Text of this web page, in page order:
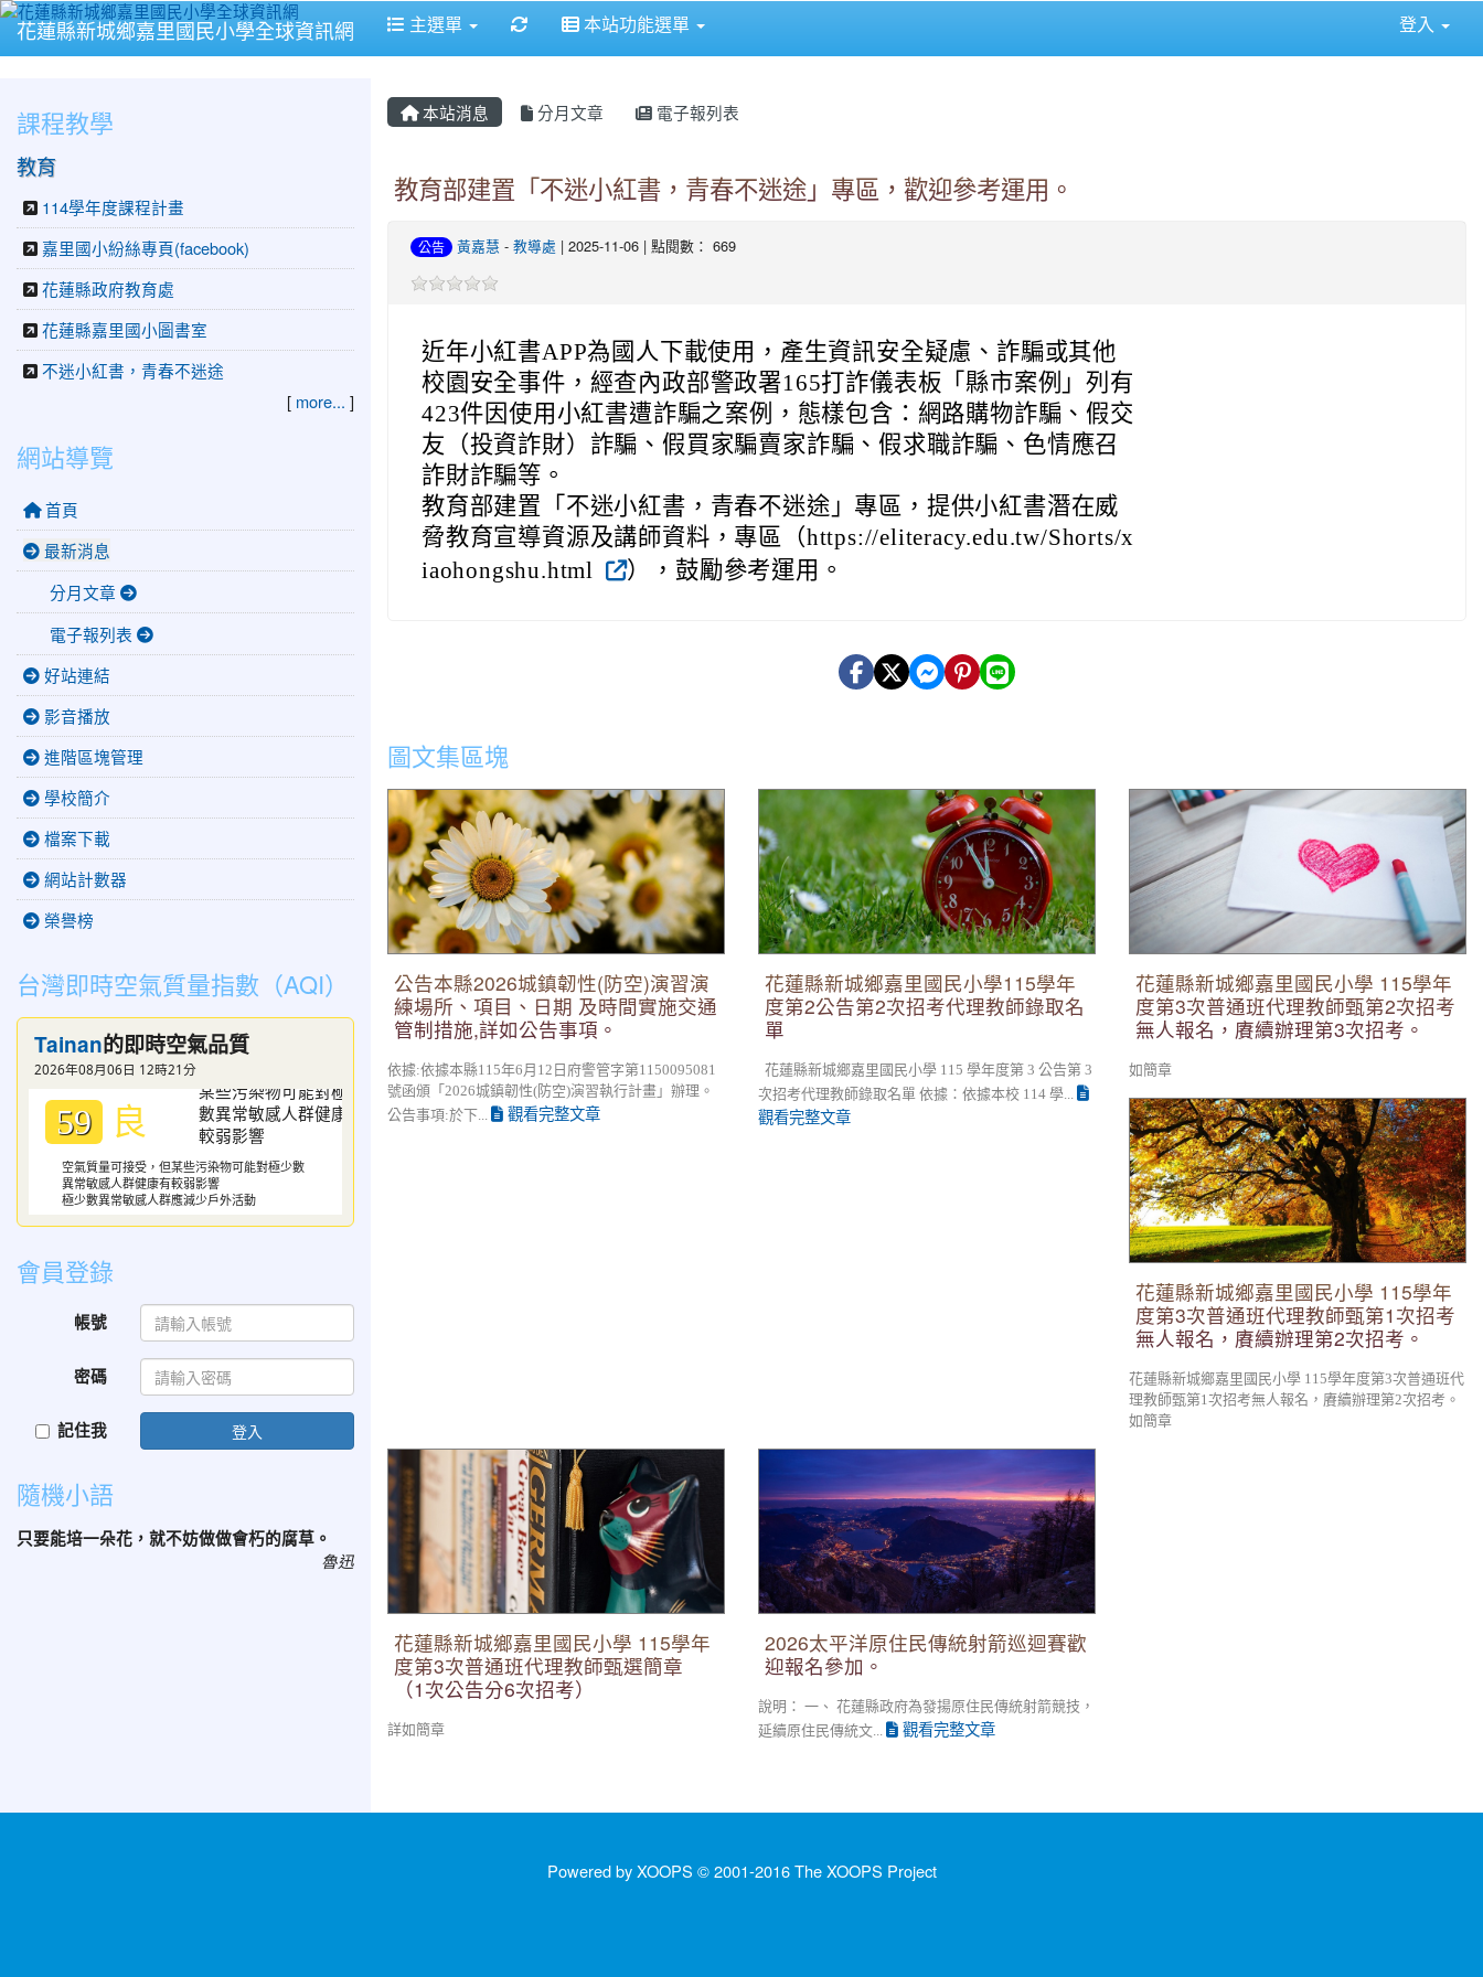
花蓮縣新城鄉嘉里國民小學全球資訊網 主選單 重新取得佈景設定
本站功能選單 登入
本站消息 分月文章 電子報列表
教育部建置「不迷小紅書，青春不迷途」專區，歡迎參考運用。
公告 黃嘉慧 - 教導處 | 2025-11-06 | 點閱數： 669
近年小紅書APP為國人下載使用，產生資訊安全疑慮、詐騙或其他
校園安全事件，經查內政部警政署165打詐儀表板「縣市案例」列有
423件因使用小紅書遭詐騙之案例，態樣包含：網路購物詐騙、假交
友（投資詐財）詐騙、假買家騙賣家詐騙、假求職詐騙、色情應召
詐財詐騙等。
教育部建置「不迷小紅書，青春不迷途」專區，提供小紅書潛在威
脅教育宣導資源及講師資料，專區（https://eliteracy.edu.tw/Shorts/x
iaohongshu.html
），鼓勵參考運用。
圖文集區塊
公告本縣2026城鎮韌性(防空)演習演練場所、
項目、日期 及時間實施交通管制措施,詳如公
告事項。
公告本縣2026城鎮韌性(防空)演習演
練場所、項目、日期 及時間實施交通
管制措施,詳如公告事項。
依據:依據本縣115年6月12日府警管字第1150095081
號函頒「2026城鎮韌性(防空)演習執行計畫」辦理。
公告事項:於下...
觀看完整文章
花蓮縣新城鄉嘉里國民小學115學年度第2公告
第2次招考代理教師錄取名單
花蓮縣新城鄉嘉里國民小學115學年
度第2公告第2次招考代理教師錄取名
單
花蓮縣新城鄉嘉里國民小學 115 學年度第 3 公告第 3
次招考代理教師錄取名單 依據：依據本校 114 學...
觀看完整文章
花蓮縣新城鄉嘉里國民小學 115學年度第3次
普通班代理教師甄第2次招考無人報名，賡續
辦理第3次招考。
花蓮縣新城鄉嘉里國民小學 115學年
度第3次普通班代理教師甄第2次招考
無人報名，賡續辦理第3次招考。
如簡章
花蓮縣新城鄉嘉里國民小學 115學年度第3次
普通班代理教師甄第1次招考無人報名，賡續
辦理第2次招考。
花蓮縣新城鄉嘉里國民小學 115學年
度第3次普通班代理教師甄第1次招考
無人報名，賡續辦理第2次招考。
花蓮縣新城鄉嘉里國民小學 115學年度第3次普通班代
理教師甄第1次招考無人報名，賡續辦理第2次招考。
如簡章
花蓮縣新城鄉嘉里國民小學 115學年度第3次
普通班代理教師甄選簡章 （1次公告分6次招
考）
花蓮縣新城鄉嘉里國民小學 115學年
度第3次普通班代理教師甄選簡章
（1次公告分6次招考）
詳如簡章
2026太平洋原住民傳統射箭巡迴賽歡迎報名參
加。
2026太平洋原住民傳統射箭巡迴賽歡
迎報名參加。
說明： 一、 花蓮縣政府為發揚原住民傳統射箭競技，
延續原住民傳統文...
觀看完整文章
課程教學
教育
114學年度課程計畫
嘉里國小紛絲專頁(facebook)
花蓮縣政府教育處
花蓮縣嘉里國小圖書室
不迷小紅書，青春不迷途
[ more... ]
網站導覽
首頁
最新消息
分月文章
電子報列表
好站連結
影音播放
進階區塊管理
學校簡介
檔案下載
網站計數器
榮譽榜
台灣即時空氣質量指數（AQI）
Tainan的即時空氣品質
2026年08月06日 12時21分
59 良
空氣質量可接受，但某些污染物可能對極少數
異常敏感人群健康有較弱影響
極少數異常敏感人群應減少戶外活動
會員登錄
帳號
密碼
記住我 登入
隨機小語
只要能培一朵花，就不妨做做會朽的腐草。
魯迅
Powered by XOOPS © 2001-2016The XOOPS Project